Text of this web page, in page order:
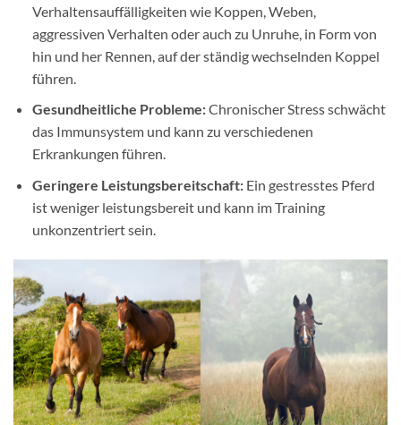
Verhaltensauffälligkeiten wie Koppen, Weben,
aggressiven Verhalten oder auch zu Unruhe, in Form von
hin und her Rennen, auf der ständig wechselnden Koppel
führen.
Gesundheitliche Probleme:Chronischer Stress schwächt
das Immunsystem und kann zu verschiedenen
Erkrankungen führen.
Geringere Leistungsbereitschaft:Ein gestresstes Pferd
ist weniger leistungsbereit und kann im Training
unkonzentriert sein.